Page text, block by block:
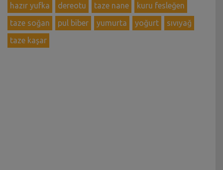
hazır yufka dereotu taze nane
kuru fesleğen
taze soğan
pul biber yumurta yoğurt
sıvıyağ
taze kaşar